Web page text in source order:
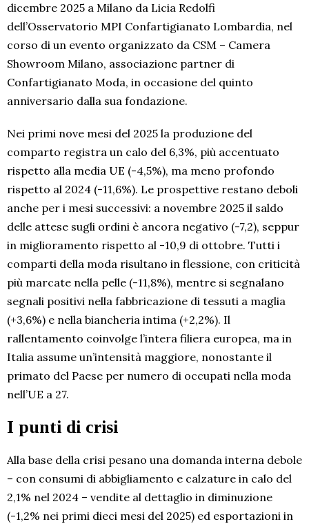
dicembre 2025 a Milano da Licia Redolfi
dell’Osservatorio MPI Confartigianato Lombardia, nel
corso di un evento organizzato da CSM – Camera
Showroom Milano, associazione partner di
Confartigianato Moda, in occasione del quinto
anniversario dalla sua fondazione.
Nei primi nove mesi del 2025 la produzione del
comparto registra un calo del 6,3%, più accentuato
rispetto alla media UE (-4,5%), ma meno profondo
rispetto al 2024 (-11,6%). Le prospettive restano deboli
anche per i mesi successivi: a novembre 2025 il saldo
delle attese sugli ordini è ancora negativo (-7,2), seppur
in miglioramento rispetto al -10,9 di ottobre. Tutti i
comparti della moda risultano in flessione, con criticità
più marcate nella pelle (-11,8%), mentre si segnalano
segnali positivi nella fabbricazione di tessuti a maglia
(+3,6%) e nella biancheria intima (+2,2%). Il
rallentamento coinvolge l’intera filiera europea, ma in
Italia assume un’intensità maggiore, nonostante il
primato del Paese per numero di occupati nella moda
nell’UE a 27.
I punti di crisi
Alla base della crisi pesano una domanda interna debole
– con consumi di abbigliamento e calzature in calo del
2,1% nel 2024 – vendite al dettaglio in diminuzione
(-1,2% nei primi dieci mesi del 2025) ed esportazioni in